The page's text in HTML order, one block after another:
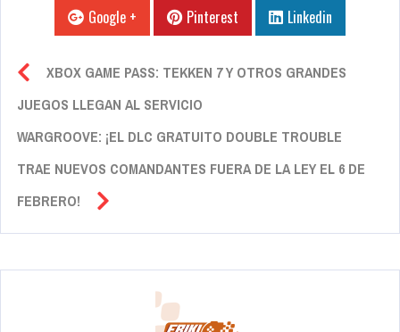
Google + Pinterest Linkedin
XBOX GAME PASS: TEKKEN 7 Y OTROS GRANDES
JUEGOS LLEGAN AL SERVICIO
WARGROOVE: ¡EL DLC GRATUITO DOUBLE TROUBLE
TRAE NUEVOS COMANDANTES FUERA DE LA LEY EL 6 DE
FEBRERO!